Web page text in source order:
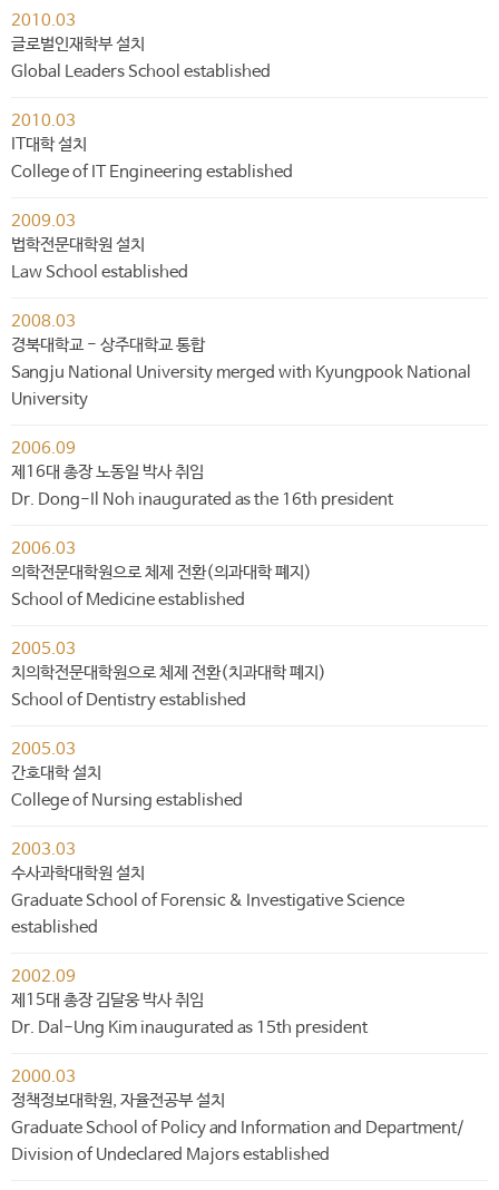
2010.03
글로벌인재학부 설치
Global Leaders School established
2010.03
IT대학 설치
College of IT Engineering established
2009.03
법학전문대학원 설치
Law School established
2008.03
경북대학교 - 상주대학교 통합
Sangju National University merged with Kyungpook National
University
2006.09
제16대 총장 노동일 박사 취임
Dr. Dong-Il Noh inaugurated as the 16th president
2006.03
의학전문대학원으로 체제 전환(의과대학 폐지)
School of Medicine established
2005.03
치의학전문대학원으로 체제 전환(치과대학 폐지)
School of Dentistry established
2005.03
간호대학 설치
College of Nursing established
2003.03
수사과학대학원 설치
Graduate School of Forensic & Investigative Science
established
2002.09
제15대 총장 김달웅 박사 취임
Dr. Dal-Ung Kim inaugurated as 15th president
2000.03
정책정보대학원, 자율전공부 설치
Graduate School of Policy and Information and Department/
Division of Undeclared Majors established